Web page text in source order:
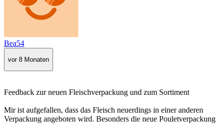
Bea54
vor 8 Monaten
Feedback zur neuen Fleischverpackung und zum Sortiment
Mir ist aufgefallen, dass das Fleisch neuerdings in einer anderen
Verpackung angeboten wird. Besonders die neue Pouletverpackung